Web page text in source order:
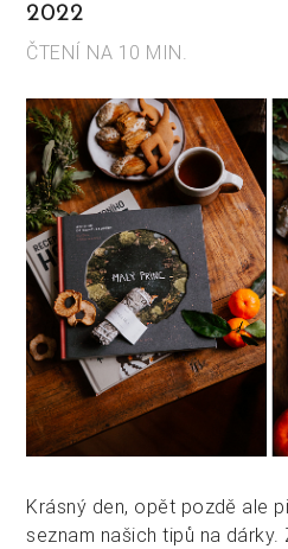
2022
ČTENÍ NA 10 MIN.
Krásný den, opět pozdě ale
seznam našich tipů na